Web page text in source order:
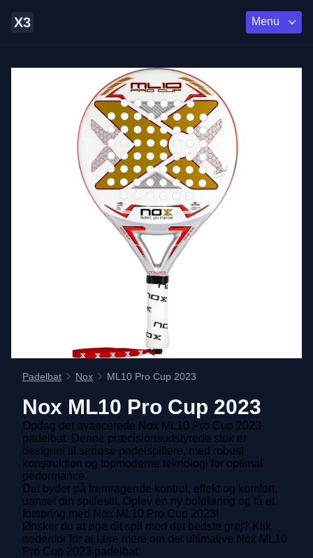
X3 Menu
Padelbat Nox ML10 Pro Cup 2023
Nox ML10 Pro Cup 2023
Opdag det avancerede Nox ML10 Pro Cup 2023
padelbat. Denne præcisionsudstyrede stok er
designet til seriøse padelspillere, med robust
konstruktion og topmoderne teknologi for optimal
performance.
Det byder på fremragende kontrol, effekt og komfort,
uanset din spillestil. Oplev en ny boldføring og få et
forspring med Nox ML10 Pro Cup 2023!
Ønsker du at øge dit spil med det bedste grej? Klik
nedenfor for at lære mere om det ultimative Nox ML10
Pro Cup 2023 padelbat.